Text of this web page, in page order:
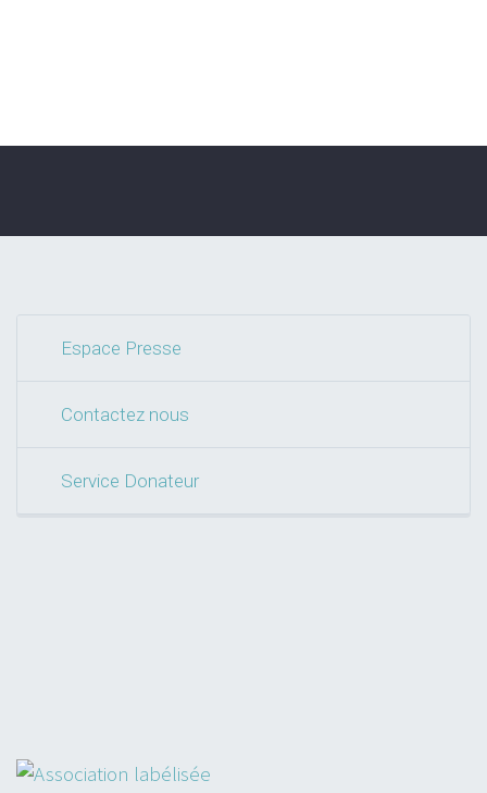
Espace Presse
Contactez nous
Service Donateur